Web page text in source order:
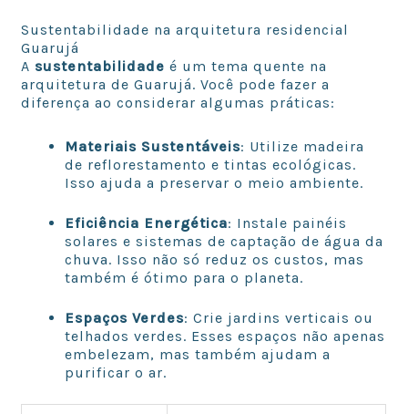
Sustentabilidade na arquitetura residencial
Guarujá
A sustentabilidade é um tema quente na
arquitetura de Guarujá. Você pode fazer a
diferença ao considerar algumas práticas:
Materiais Sustentáveis: Utilize madeira
de reflorestamento e tintas ecológicas.
Isso ajuda a preservar o meio ambiente.
Eficiência Energética: Instale painéis
solares e sistemas de captação de água da
chuva. Isso não só reduz os custos, mas
também é ótimo para o planeta.
Espaços Verdes: Crie jardins verticais ou
telhados verdes. Esses espaços não apenas
embelezam, mas também ajudam a
purificar o ar.